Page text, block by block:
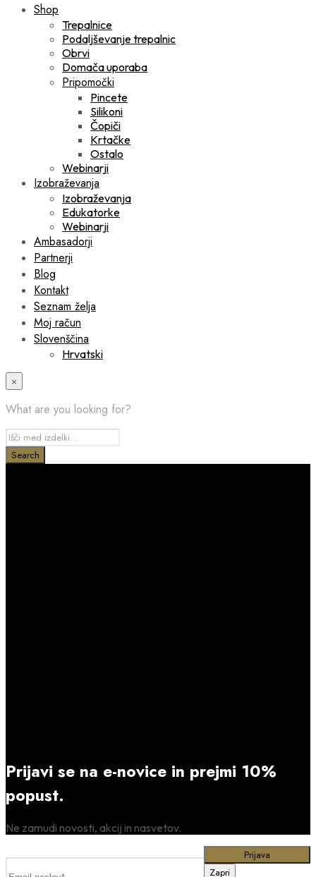
Shop
Trepalnice
Podaljševanje trepalnic
Obrvi
Domača uporaba
Pripomočki
Pincete
Silikoni
Čopiči
Krtačke
Ostalo
Webinarji
Izobraževanja
Izobraževanja
Edukatorke
Webinarji
Ambasadorji
Partnerji
Blog
Kontakt
Seznam želja
Moj račun
Slovenščina
Hrvatski
×
What are you looking for?
Prijavi se na e-novice in prejmi 10%
popust.
Ne zamudi novosti, akcij in nasvetov.
Zapri